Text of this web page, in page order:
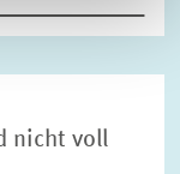
nicht voll